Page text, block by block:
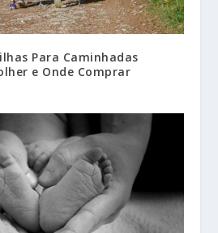
Para Caminhadas
e Onde Comprar